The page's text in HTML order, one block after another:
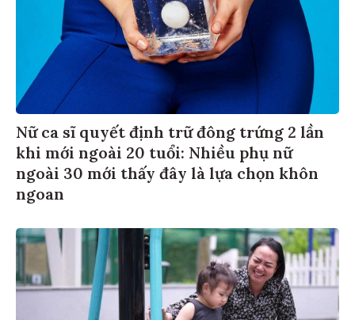
Nữ ca sĩ quyết định trữ đông trứng 2 lần
khi mới ngoài 20 tuổi: Nhiều phụ nữ
ngoài 30 mới thấy đây là lựa chọn khôn
ngoan